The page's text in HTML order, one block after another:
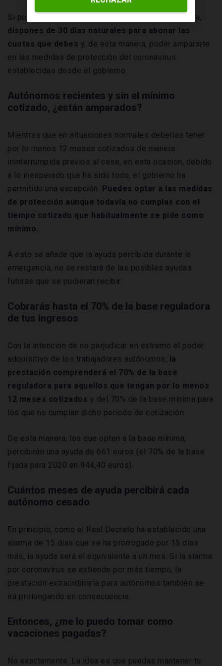
Si por alguna razón no tuvieses este requisito al día,
dispones de 30 días naturales para abonar las
cuotas que debes y, de esta manera, poder ampararte
en las medidas de protección del coronavirus
establecidas desde el gobierno.
Autónomos recientes y sin el mínimo
cotizado, ¿están amparados?
Mientras que en situaciones normales deberías tener
por lo menos 12 meses cotizados de manera
ininterrumpida previos al cese, en esta ocasión, debido
a lo inesperado que ha sido todo, el gobierno ha
permitido una excepción. Puedes optar a las medidas
de protección aunque todavía no cumplas con el
tiempo cotizado que habitualmente se pide como
mínimo.
A esto se añade que la ayuda percibida durante la
emergencia, no se restará de las posibles ayudas
futuras que se pudieran recibir.
Cobrarás hasta el 70% de la base reguladora
de tus ingresos
Con la intención de no perjudicar en extremo el poder
adquisitivo de los trabajadores autónomos, la
prestación comprenderá el 70% de la base
reguladora para aquellos que tengan por lo menos
12 meses cotizados y del 70% de la base mínima para
los que no cumplan dicho período de cotización.
De esta manera, los que opten a la base mínima,
percibirán una ayuda de 661 euros (el 70% de la base
fijada para 2020 en 944,40 euros).
Cuántos meses de ayuda percibirá cada
autónomo cesado
En principio, como el Real Decreto ha establecido una
alarma de 15 días que se ha prorrogado por 15 días
más, la ayuda será el equivalente a un mes. Si la alarma
por coronavirus se extiende por más tiempo, la
prestación extraordinaria para autónomos también se
irá prolongando en consecuencia.
Entonces, ¿me lo puedo tomar como
vacaciones pagadas?
No exactamente. La idea es que puedas mantener tu